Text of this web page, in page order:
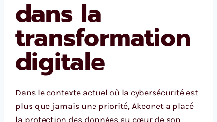
dans la
transformation
digitale
Dans le contexte actuel où la cybersécurité est
plus que jamais une priorité, Akeonet a placé
la protection des données au cœur de son